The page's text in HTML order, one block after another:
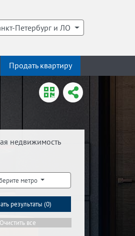
Петербург и ЛО
Продать квартиру
недвижимость
р-н С-Пб, Кировский р-н С-Пб,
метро
результаты (0)
Очистить все